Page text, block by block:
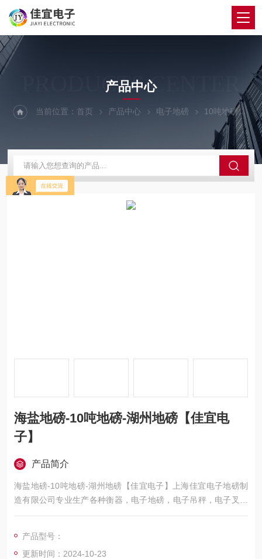
PRODUCTS CENTER
产品中心
当前位置：首页 产品中心 电子地磅 10吨地磅
海盐地磅-10吨地磅-湖州地磅【佳宜电
子】
产品简介
海盐地磅-10吨地磅-湖州地磅【佳宜电子】上海佳宜电子地磅制
造有限公司专业生产各种衡器，电子地磅，电子吊秤，电子叉车
秤，电子汽车衡，移动地磅，超低地磅， 防爆地磅，带打印地
动式汽车衡，出口式地磅，欢迎新老客户前来咨询，
产品型号：
更新时间：2024-10-23